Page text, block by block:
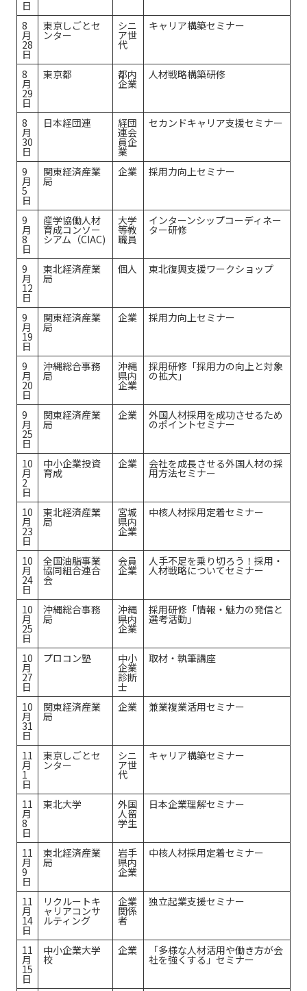
日
8
月
28
日
東京しごとセ
ンター
シニ
ア世
代
キャリア構築セミナー
8
月
29
日
東京都 都内
企業
人材戦略構築研修
8
月
30
日
日本経団連 経団
連会
員企
業
セカンドキャリア支援セミナー
9
月
5
日
関東経済産業
局
企業 採用力向上セミナー
9
月
8
日
産学協働人材
育成コンソー
シアム（CIAC)
大学
等教
職員
インターンシップコーディネー
ター研修
9
月
12
日
東北経済産業
局
個人 東北復興支援ワークショップ
9
月
19
日
関東経済産業
局
企業 採用力向上セミナー
9
月
20
日
沖縄総合事務
局
沖縄
県内
企業
採用研修「採用力の向上と対象
の拡大」
9
月
25
日
関東経済産業
局
企業 外国人材採用を成功させるため
のポイントセミナー
10
月
2
日
中小企業投資
育成
企業 会社を成長させる外国人材の採
用方法セミナー
10
月
23
日
東北経済産業
局
宮城
県内
企業
中核人材採用定着セミナー
10
月
24
日
全国油脂事業
協同組合連合
会
会員
企業
人手不足を乗り切ろう！採用・
人材戦略についてセミナー
10
月
25
日
沖縄総合事務
局
沖縄
県内
企業
採用研修「情報・魅力の発信と
選考活動」
10
月
27
日
プロコン塾 中小
企業
診断
士
取材・執筆講座
10
月
31
日
関東経済産業
局
企業 兼業複業活用セミナー
11
月
1
日
東京しごとセ
ンター
シニ
ア世
代
キャリア構築セミナー
11
月
8
日
東北大学 外国
人留
学生
日本企業理解セミナー
11
月
9
日
東北経済産業
局
岩手
県内
企業
中核人材採用定着セミナー
11
月
14
日
リクルートキ
ャリアコンサ
ルティング
企業
関係
者
独立起業支援セミナー
11
月
15
日
中小企業大学
校
企業 「多様な人材活用や働き方が会
社を強くする」セミナー